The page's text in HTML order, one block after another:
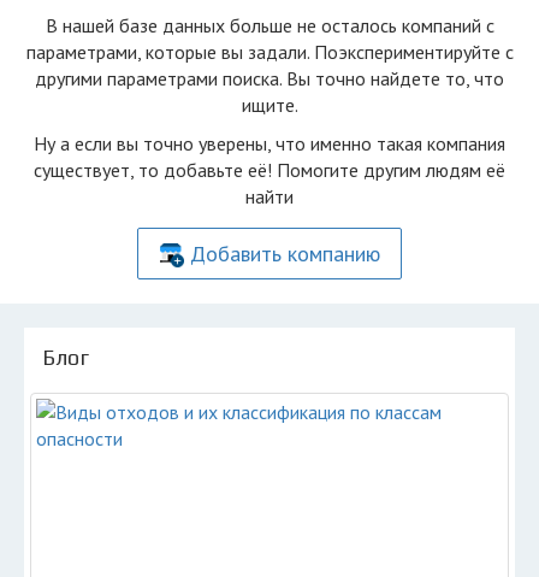
В нашей базе данных больше не осталоcь компаний с
параметрами, которые вы задали. Поэкспериментируйте с
другими параметрами поиска. Вы точно найдете то, что
ищите.
Ну а если вы точно уверены, что именно такая компания
существует, то добавьте её! Помогите другим людям её
найти
Добавить компанию
Блог